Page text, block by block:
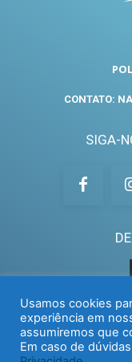
CONTATO:
SIGA-
Usamos cookies
experiência em
assumiremos que
Em caso de